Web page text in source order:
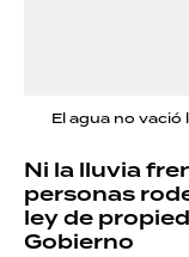
El agua no vació
Ni la lluvia
personas
ley de
Gobierno